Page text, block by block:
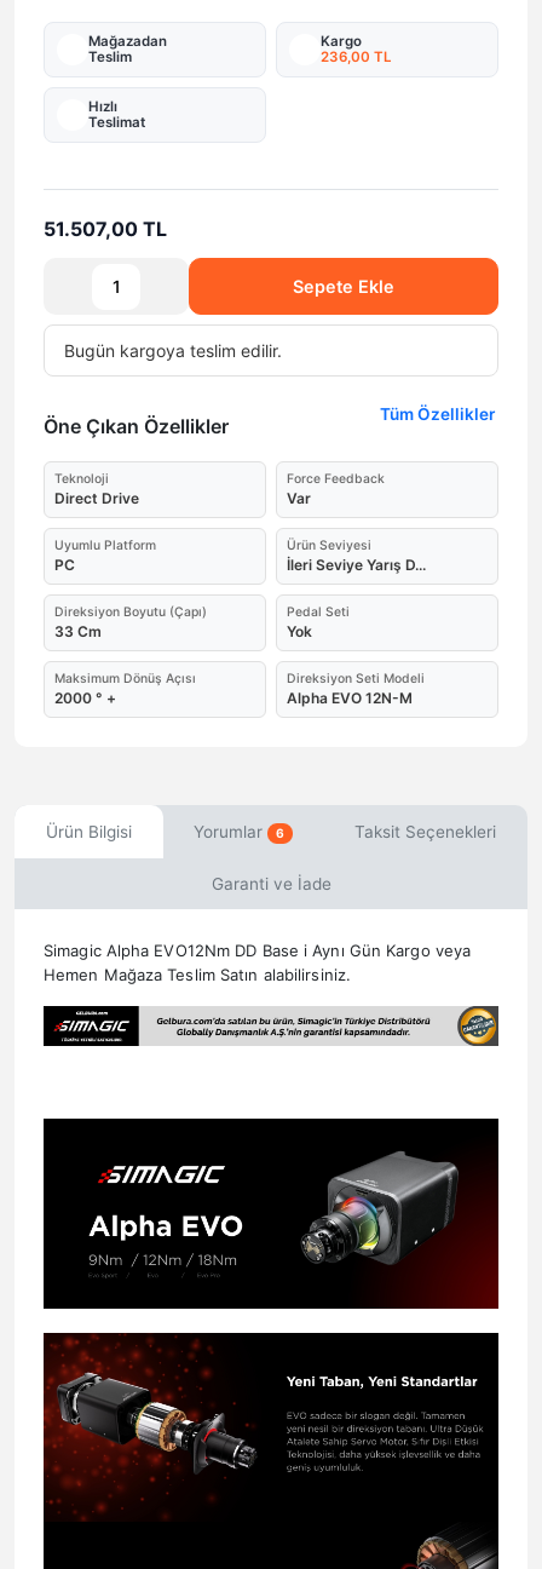
Mağazadan
Teslim
Kargo
236,00 TL
Hızlı
Teslimat
51.507,00 TL
Sepete Ekle
Bugün kargoya teslim edilir.
Öne Çıkan Özellikler Tüm Özellikler
Teknoloji
Direct Drive
Force Feedback
Var
Uyumlu Platform
PC
Ürün Seviyesi
İleri Seviye Yarış D...
Direksiyon Boyutu (Çapı)
33 Cm
Pedal Seti
Yok
Maksimum Dönüş Açısı
2000 ° +
Direksiyon Seti Modeli
Alpha EVO 12N-M
Ürün Bilgisi Yorumlar 6 Taksit Seçenekleri
Garanti ve İade
Simagic Alpha EVO12Nm DD Base i Aynı Gün Kargo veya
Hemen Mağaza Teslim Satın alabilirsiniz.